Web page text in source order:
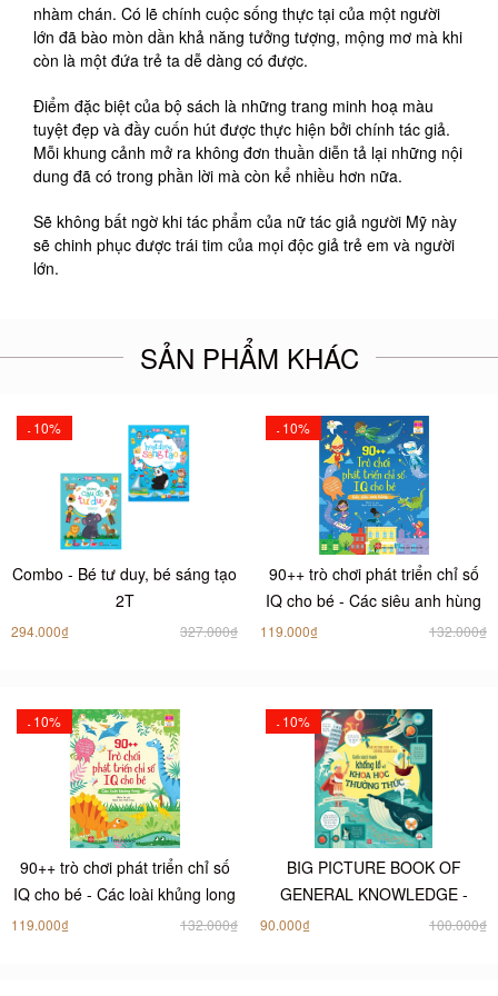
nhàm chán. Có lẽ chính cuộc sống thực tại của một người
lớn đã bào mòn dần khả năng tưởng tượng, mộng mơ mà khi
còn là một đứa trẻ ta dễ dàng có được.
Điểm đặc biệt của bộ sách là những trang minh hoạ màu
tuyệt đẹp và đầy cuốn hút được thực hiện bởi chính tác giả.
Mỗi khung cảnh mở ra không đơn thuần diễn tả lại những nội
dung đã có trong phần lời mà còn kể nhiều hơn nữa.
Sẽ không bất ngờ khi tác phẩm của nữ tác giả người Mỹ này
sẽ chinh phục được trái tim của mọi độc giả trẻ em và người
lớn.
SẢN PHẨM KHÁC
-10%
Combo - Bé tư duy, bé sáng tạo
2T
294.000₫ 327.000₫
-10%
90++ trò chơi phát triển chỉ số
IQ cho bé - Các siêu anh hùng
119.000₫ 132.000₫
-10%
90++ trò chơi phát triển chỉ số
IQ cho bé - Các loài khủng long
119.000₫ 132.000₫
-10%
BIG PICTURE BOOK OF
GENERAL KNOWLEDGE -
Cuốn sách tranh khổng lồ về
90.000₫ 100.000₫